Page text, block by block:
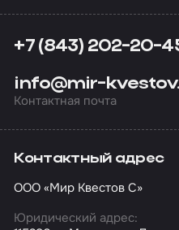
+7 (843) 202-20-
info@mir-
Контактная почта
Контактный адрес
ООО «Мир Квестов С»
Юридический адрес: